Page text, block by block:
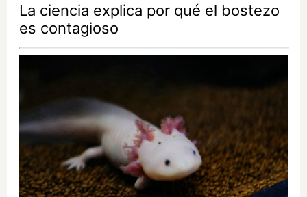
La ciencia explica por qué el bostezo
es contagioso